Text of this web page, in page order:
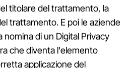
titolare del trattamento, la
trattamento. E poi le aziende
di un Digital Privacy
che diventa l'elemento
applicazione del